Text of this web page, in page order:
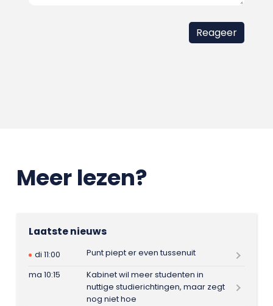
Meer lezen?
Laatste nieuws
di 11:00
Punt piept er even tussenuit
ma 10:15
Kabinet wil meer studenten in
nuttige studierichtingen, maar zegt
nog niet hoe